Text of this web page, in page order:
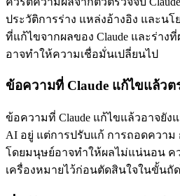
ประวัติการร่าง แหล่งอ้างอิง และนโ
ที่แก้ไขจากผลของ Claude และร่าง
อาจทำให้ความเชื่อมั่นเปลี่ยนไป
ข้อความที่ Claude แก้ไขแล้วต
ข้อความที่ Claude แก้ไขแล้วอาจยั
AI อยู่ แต่การปรับแก้ การถอดความ
โดยมนุษย์อาจทำให้ผลไม่แน่นอน ค
เครื่องหมายไว้ก่อนตัดสินใจในขั้นถั